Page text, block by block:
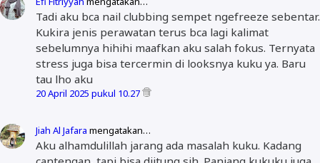
Tadi aku bca nail clubbing sempet ngefreeze sebentar.
Kukira jenis perawatan terus bca lagi kalimat
sebelumnya hihihi maafkan aku salah fokus. Ternyata
stress juga bisa tercermin di looksnya kuku ya. Baru
tau lho aku
20 April 2025 pukul 10.27
Jiah Al Jafara mengatakan…
Aku alhamdulillah jarang ada masalah kuku. Kadang